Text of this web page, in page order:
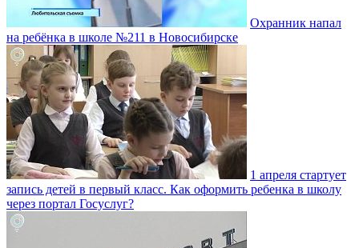
Охранник напал
на ребёнка в школе №211 в Новосибирске
1 апреля стартует
запись детей в первый класс. Как оформить ребенка в школу
через портал Госуслуг?